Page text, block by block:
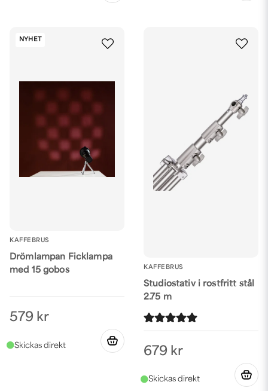
KAFFEBRUS
Drömlampan Ficklampa
med 15 gobos
579 kr
NYHET
KAFFEBRUS
Studiostativ i rostfritt stål
2.75 m
679 kr